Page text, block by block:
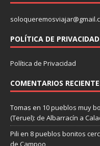
POLÍTICA DE PRIVACIDAD
Política de Privacidad
COMENTARIOS
Tomas en 10 pueblos muy
(Teruel): de Albarracín a
Pili en 8 pueblos bonitos